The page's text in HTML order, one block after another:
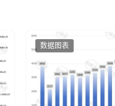
数据图表